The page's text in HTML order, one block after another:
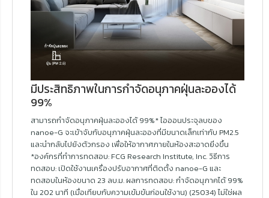
มีประสิทธิภาพในการกำจัดอนุภาคฝุ่นละอองได้
99%
สามารถกำจัดอนุภาคฝุ่นละอองได้ 99%* ไอออนประจุลบของ
nanoe-G จะเข้าจับกับอนุภาคฝุ่นละอองที่มีขนาดเล็กเท่ากับ PM2.5
และนำกลับไปยังตัวกรอง เพื่อให้อากาศภายในห้องสะอาดยิ่งขึ้น
*องค์กรที่ทำการทดสอบ: FCG Research Institute, Inc. วิธีการ
ทดสอบ: เปิดใช้งานเครื่องปรับอากาศที่ติดตั้ง nanoe-G และ
ทดสอบในห้องขนาด 23 ลบ.ม. ผลการทดสอบ: กำจัดอนุภาคได้ 99%
ใน 202 นาที (เมื่อเทียบกับความเข้มข้นก่อนใช้งาน) (25034) ไม่ใช่ผล